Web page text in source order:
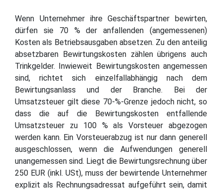
Wenn Unternehmer ihre Geschäftspartner bewirten,
dürfen sie 70 % der anfallenden (angemessenen)
Kosten als Betriebsausgaben absetzen. Zu den anteilig
absetzbaren Bewirtungskosten zählen übrigens auch
Trinkgelder. Inwieweit Bewirtungskosten angemessen
sind, richtet sich einzelfallabhängig nach dem
Bewirtungsanlass und der Branche. Bei der
Umsatzsteuer gilt diese 70-%-Grenze jedoch nicht, so
dass die auf die Bewirtungskosten entfallende
Umsatzsteuer zu 100 % als Vorsteuer abgezogen
werden kann. Ein Vorsteuerabzug ist nur dann generell
ausgeschlossen, wenn die Aufwendungen generell
unangemessen sind. Liegt die Bewirtungsrechnung über
250 EUR (inkl. USt), muss der bewirtende Unternehmer
explizit als Rechnungsadressat aufgeführt sein, damit